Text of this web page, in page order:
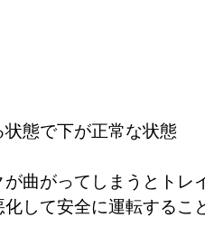
状態で下が正常な状態
が曲がってしまうとトレ
化して安全に運転するこ